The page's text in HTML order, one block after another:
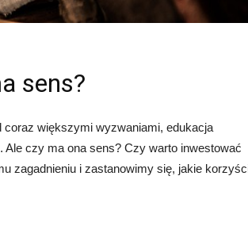
sens?
większymi wyzwaniami, edukacja
czy ma ona sens? Czy warto inwestować
zagadnieniu i zastanowimy się, jakie